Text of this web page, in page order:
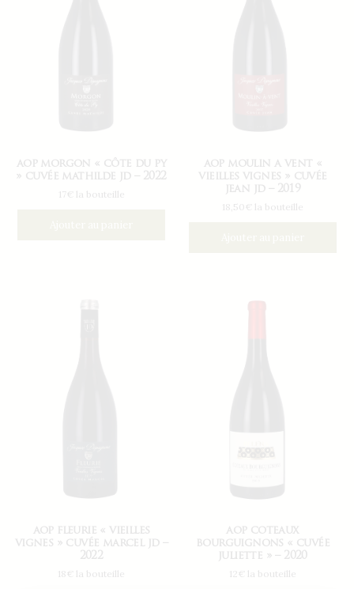
aop morgon « côte du py
» cuvée mathilde jd – 2022
17€ la bouteille
aop moulin a vent «
vieilles vignes » cuvée
jean jd – 2019
18,50€ la bouteille
aop fleurie « vieilles
vignes » cuvée marcel jd –
2022
18€ la bouteille
aop coteaux
bourguignons « cuvée
juliette » – 2020
12€ la bouteille